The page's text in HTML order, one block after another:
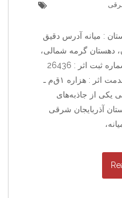
: میانه آدرس دقیق
دهستان گرمه شمالی،
۷۰۰ م جنوب روستای سوتی شماره ثبت اثر : 26436
تاریخ ثبت اثر : ۱۳۸۷/۱۲/۲۷ قدمت اثر : هزاره ۱ق‌م‌ ـ
یکی از جاذبه‌های
آذربایجان شرقی